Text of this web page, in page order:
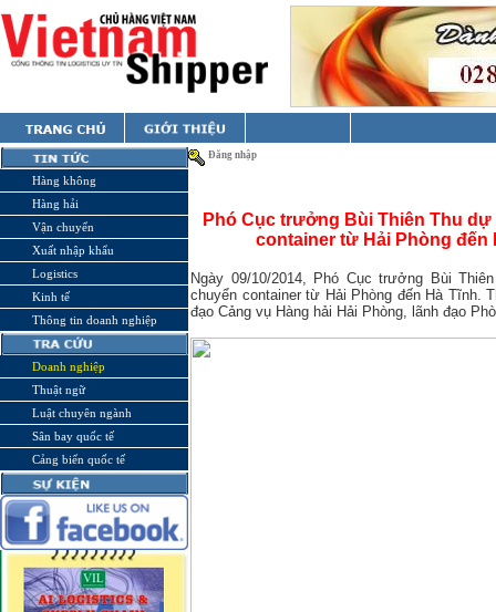
Hàng không
Hàng hải
Vận chuyển
Xuất nhập khẩu
Logistics
Kinh tế
Thông tin doanh nghiệp
Doanh nghiệp
Thuật ngữ
Luật chuyên ngành
Sân bay quốc tế
Cảng biển quốc tế
Đăng nhập
Phó Cục trưởng Bùi Thiên Thu
container từ Hải Phòng đến
Ngày 09/10/2014, Phó Cục trưởng Bùi
chuyển container từ Hải Phòng đến Hà Tĩnh.
đạo Cảng vụ Hàng hải Hải Phòng, lãnh đạo